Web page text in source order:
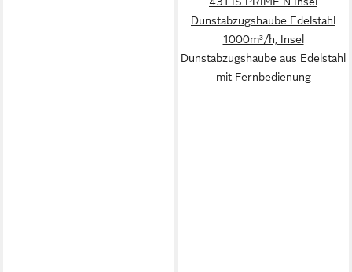
Dunstabzugshaube Edelstahl
1000m³/h, Insel
Dunstabzugshaube aus Edelstahl
mit Fernbedienung